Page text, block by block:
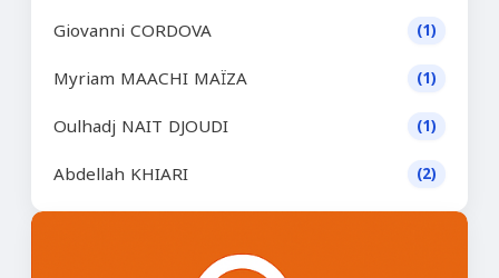
Giovanni CORDOVA (1)
Myriam MAACHI MAÏZA (1)
Oulhadj NAIT DJOUDI (1)
Abdellah KHIARI (2)